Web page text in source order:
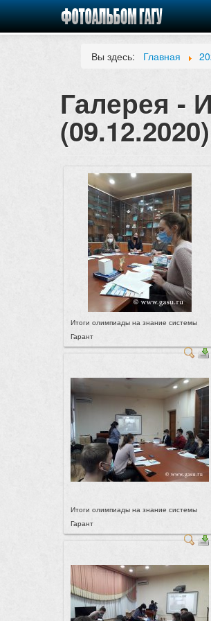
Вы здесь: Главная
Галерея -
(09.12.2020)
Итоги олимпиады на знание системы
Гарант
Итоги олимпиады на знание системы
Гарант